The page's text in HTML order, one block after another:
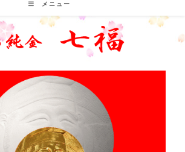
メニュー